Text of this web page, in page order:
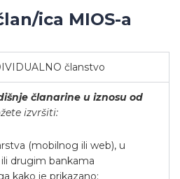
ica MIOS-a
članstvo
članarine u iznosu od
izvršiti:
(mobilnog ili web), u
drugim bankama
kako je prikazano: